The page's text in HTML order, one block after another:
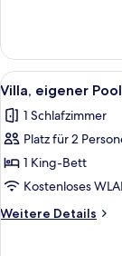
credit
per
Night)
anzeigen
Meerblick
(THB
2,000
Resort
credit
Night)
Alle
Fotos
für
Villa,
eigener
Pool
(THB
2,000
6
Villa, eigener
1 Schlafzimmer
Platz für 2
1 King-Bett
Kostenloses
Weitere Details
Weitere